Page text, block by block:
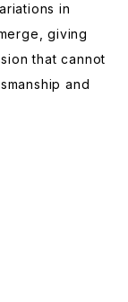
in
giving
that cannot
and